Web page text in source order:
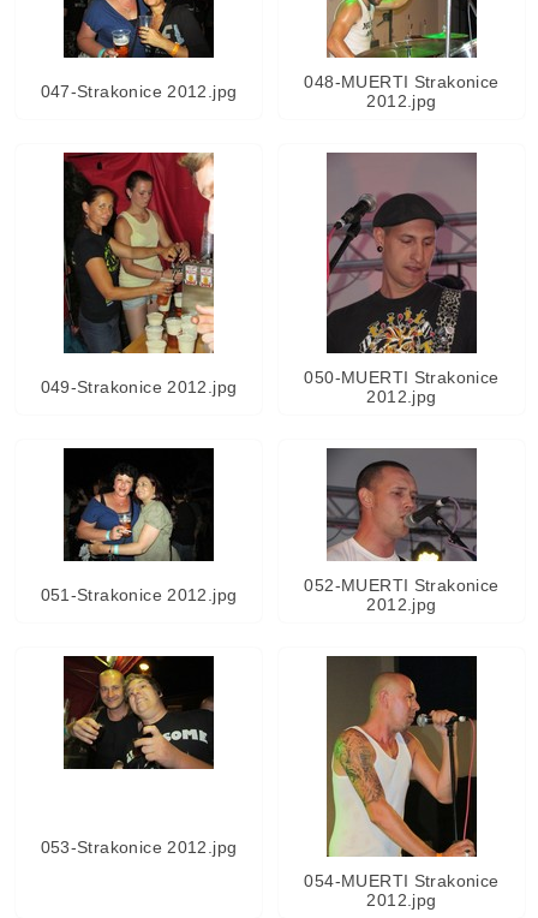
047-Strakonice 2012.jpg
048-MUERTI Strakonice
2012.jpg
049-Strakonice 2012.jpg
050-MUERTI Strakonice
2012.jpg
051-Strakonice 2012.jpg
052-MUERTI Strakonice
2012.jpg
053-Strakonice 2012.jpg
054-MUERTI Strakonice
2012.jpg